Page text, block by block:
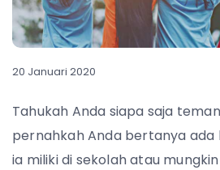
20 Januari 2020
Tahukah Anda siapa saja
pernahkah Anda bertanya
ia miliki di sekolah atau